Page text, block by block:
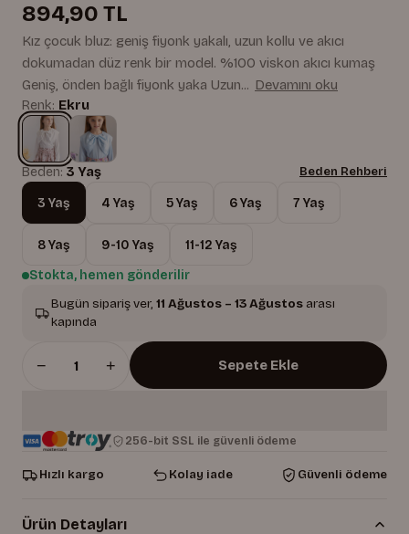
894,90 TL
Kız çocuk bluz: geniş fiyonk yakalı, uzun kollu ve akıcı
dokumadan düz renk bir model. %100 viskon akıcı kumaş
Geniş, önden bağlı fiyonk yaka Uzun... Devamını oku
Renk: Ekru
Beden: 3 Yaş Beden Rehberi
3 Yaş 4 Yaş 5 Yaş 6 Yaş 7 Yaş
8 Yaş 9-10 Yaş
11-12 Yaş
Stokta, hemen gönderilir
Bugün sipariş ver, 11 Ağustos – 13 Ağustos arası
kapında
− + Sepete Ekle
256-bit SSL ile güvenli ödeme
Hızlı kargo Kolay iade Güvenli ödeme
Ürün Detayları